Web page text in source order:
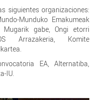
siguientes organizaciones:
Munduko Emakumeak
Mugarik gabe, Ongi etorri
Arrazakeria, Komite
EA, Alternatiba,
IU.